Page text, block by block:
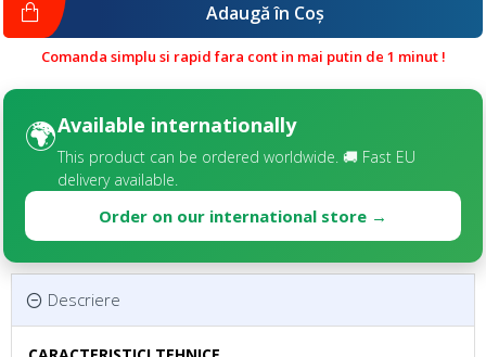
Adaugă în Coş
Comanda simplu si rapid fara cont in mai putin de 1 minut !
🌍Available internationally
This product can be ordered worldwide. 🚚 Fast EU
delivery available.
Order on our international store →
Descriere